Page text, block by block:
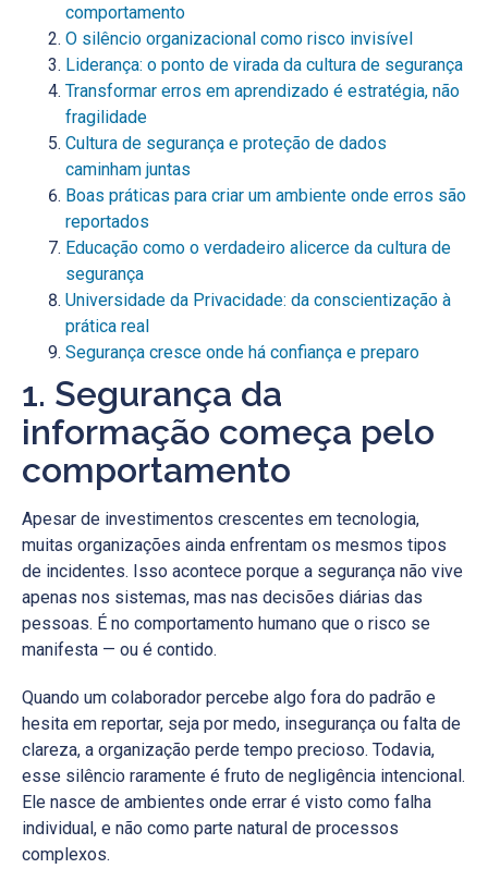
comportamento
O silêncio organizacional como risco invisível
Liderança: o ponto de virada da cultura de segurança
Transformar erros em aprendizado é estratégia, não
fragilidade
Cultura de segurança e proteção de dados
caminham juntas
Boas práticas para criar um ambiente onde erros são
reportados
Educação como o verdadeiro alicerce da cultura de
segurança
Universidade da Privacidade: da conscientização à
prática real
Segurança cresce onde há confiança e preparo
1. Segurança da
informação começa pelo
comportamento
Apesar de investimentos crescentes em tecnologia,
muitas organizações ainda enfrentam os mesmos tipos
de incidentes. Isso acontece porque a segurança não vive
apenas nos sistemas, mas nas decisões diárias das
pessoas. É no comportamento humano que o risco se
manifesta — ou é contido.
Quando um colaborador percebe algo fora do padrão e
hesita em reportar, seja por medo, insegurança ou falta de
clareza, a organização perde tempo precioso. Todavia,
esse silêncio raramente é fruto de negligência intencional.
Ele nasce de ambientes onde errar é visto como falha
individual, e não como parte natural de processos
complexos.